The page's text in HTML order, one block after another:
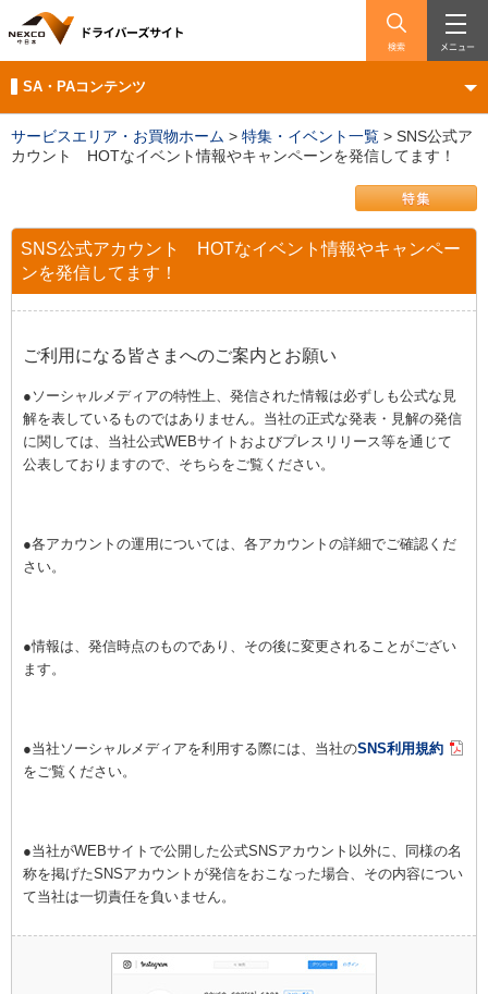
検索 メニュー
SA・PAコンテンツ
サービスエリア・お買物ホーム > 特集・イベント一覧 > SNS公式ア
カウント HOTなイベント情報やキャンペーンを発信してます！
SNS公式アカウント HOTなイベント情報やキャンペー
ンを発信してます！
ご利用になる皆さまへのご案内とお願い
●ソーシャルメディアの特性上、発信された情報は必ずしも公式な見
解を表しているものではありません。当社の正式な発表・見解の発信
に関しては、当社公式WEBサイトおよびプレスリリース等を通じて
公表しておりますので、そちらをご覧ください。
●各アカウントの運用については、各アカウントの詳細でご確認くだ
さい。
●情報は、発信時点のものであり、その後に変更されることがござい
ます。
●当社ソーシャルメディアを利用する際には、当社のSNS利用規約
をご覧ください。
●当社がWEBサイトで公開した公式SNSアカウント以外に、同様の名
称を掲げたSNSアカウントが発信をおこなった場合、その内容につい
て当社は一切責任を負いません。